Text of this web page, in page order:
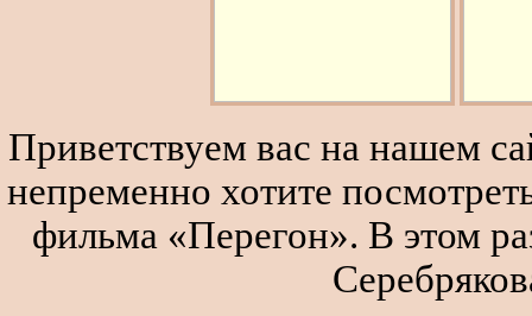
Приветствуем вас на нашем
непременно хотите
фильма «Перегон». В этом